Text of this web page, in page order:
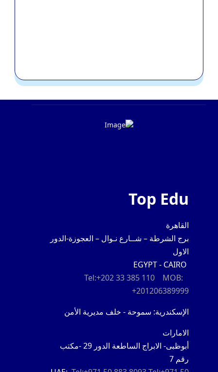
فرصة الحصول على مستقبل افضل مع توب اديو
هل تعلم أن الدراسة في ألمانيا و إيطاليا مجانية (لكافة التخصصات
بكالوريوس – ماجستير) سواء…
Top Edu
القاهرة
برج الشرطة – شــارع نـوال – العجوزة-الدور
الاول
Tel:+202 33 385 110
MOB:
+201206389999
الإسكندرية: سموحة - خلف مديرية الأمن
الامارات
أبوظبى- الابراج الساطعة الدور 29 -مكتب
رقم 7